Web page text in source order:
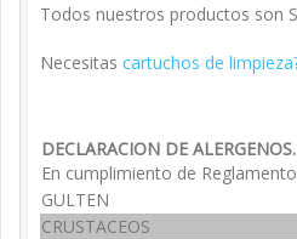
Todos nuestros productos son
Necesitas cartuchos de
DECLARACION DE ALERGENOS.
En cumplimiento de
GULTEN
CRUSTACEOS